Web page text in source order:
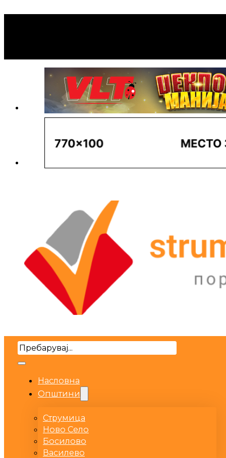
Search
Насловна
Општини
Струмица
Ново Село
Босилово
Василево